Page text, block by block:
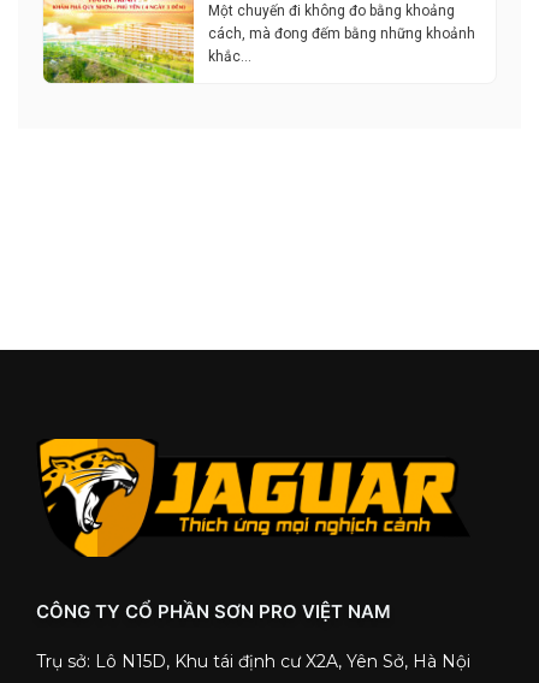
Một chuyến đi không đo bằng khoảng
cách, mà đong đếm bằng những khoảnh
khắc…
CÔNG TY CỔ PHẦN SƠN PRO VIỆT NAM
Trụ sở: Lô N15D, Khu tái định cư X2A, Yên Sở, Hà Nội